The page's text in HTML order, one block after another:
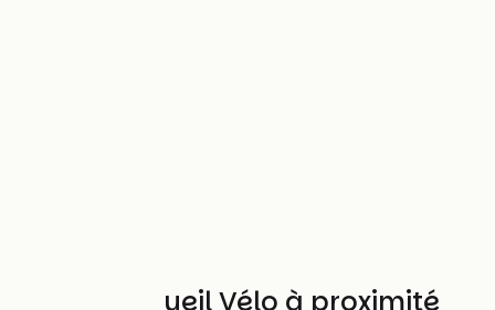
Autres Accueil Vélo à proximité